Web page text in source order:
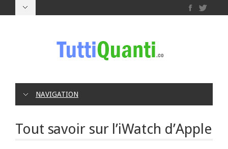
NAVIGATION
Tout savoir sur l’iWatch d’Apple